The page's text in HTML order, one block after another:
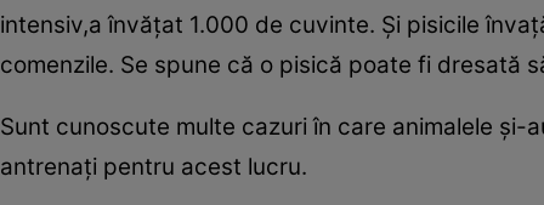
intensiv,a învăţat 1.000 de cuvinte. Şi pisicile
comenzile. Se spune că o pisică poate fi dresată
Sunt cunoscute multe cazuri în care animalele
antrenaţi pentru acest lucru.